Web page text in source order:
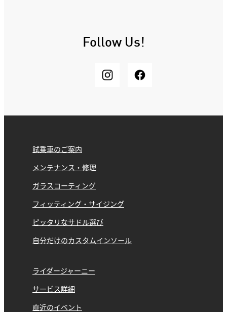
Follow Us!
試乗車のご案内
メンテナンス・修理
ガラスコーティング
フィッティング・サイジング
ピッタリなサドル選び
自分だけのカスタムインソール
ライダージャーニー
サービス詳細
直近のイベント